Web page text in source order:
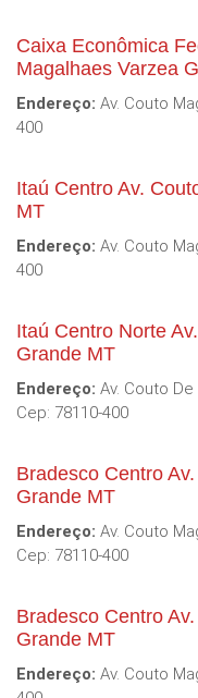
Caixa Econômica
Magalhaes Varzea
Endereço: Av. Couto
400
Itaú Centro Av.
MT
Endereço: Av. Couto
400
Itaú Centro Norte
Grande MT
Endereço: Av. Couto
Cep: 78110-400
Bradesco Centro
Grande MT
Endereço: Av. Couto
Cep: 78110-400
Bradesco Centro
Grande MT
Endereço: Av. Couto